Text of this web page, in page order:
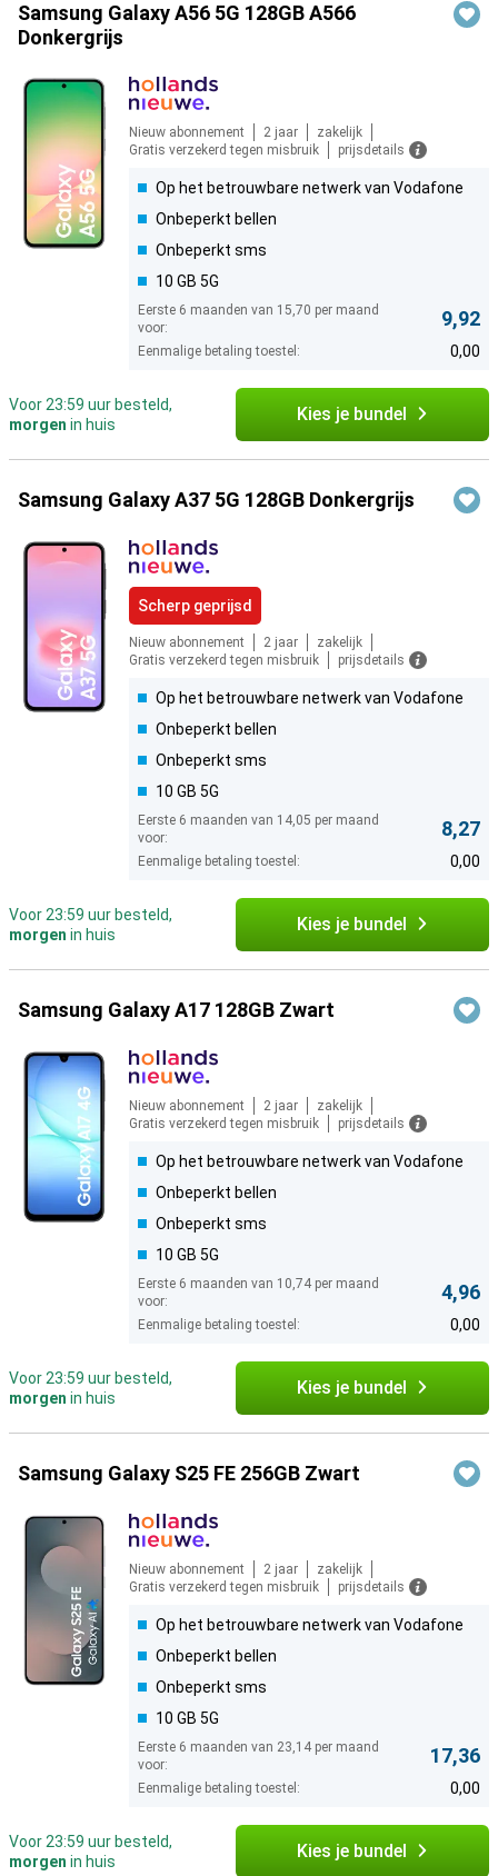
Samsung Galaxy A56 5G 128GB A566
Donkergrijs
Nieuw abonnement 2 jaar
zakelijk
Gratis verzekerd tegen misbruik
prijsdetails
Op het betrouwbare netwerk van Vodafone
Onbeperkt bellen
Onbeperkt sms
10 GB 5G
Eerste 6 maanden van 15,70 per maand
voor:
9,92
Eenmalige betaling toestel: 0,00
Voor 23:59 uur besteld,
morgen in huis Kies je bundel
Samsung Galaxy A37 5G 128GB Donkergrijs
Scherp geprijsd
Nieuw abonnement 2 jaar
zakelijk
Gratis verzekerd tegen misbruik
prijsdetails
Op het betrouwbare netwerk van Vodafone
Onbeperkt bellen
Onbeperkt sms
10 GB 5G
Eerste 6 maanden van 14,05 per maand
voor:
8,27
Eenmalige betaling toestel: 0,00
Voor 23:59 uur besteld,
morgen in huis Kies je bundel
Samsung Galaxy A17 128GB Zwart
Nieuw abonnement 2 jaar
zakelijk
Gratis verzekerd tegen misbruik
prijsdetails
Op het betrouwbare netwerk van Vodafone
Onbeperkt bellen
Onbeperkt sms
10 GB 5G
Eerste 6 maanden van 10,74 per maand
voor:
4,96
Eenmalige betaling toestel: 0,00
Voor 23:59 uur besteld,
morgen in huis Kies je bundel
Samsung Galaxy S25 FE 256GB Zwart
Nieuw abonnement 2 jaar
zakelijk
Gratis verzekerd tegen misbruik
prijsdetails
Op het betrouwbare netwerk van Vodafone
Onbeperkt bellen
Onbeperkt sms
10 GB 5G
Eerste 6 maanden van 23,14 per maand
voor:
17,36
Eenmalige betaling toestel: 0,00
Voor 23:59 uur besteld,
morgen in huis Kies je bundel